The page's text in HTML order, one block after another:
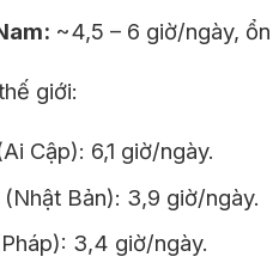
~4,5 – 6 giờ/ngày,
giới:
Cập): 6,1 giờ/ngày.
Bản): 3,9 giờ/ngày.
3,4 giờ/ngày.